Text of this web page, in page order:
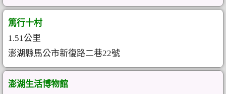
篤行十村
1.51公里
澎湖縣馬公市新復路二巷22號
澎湖生活博物館